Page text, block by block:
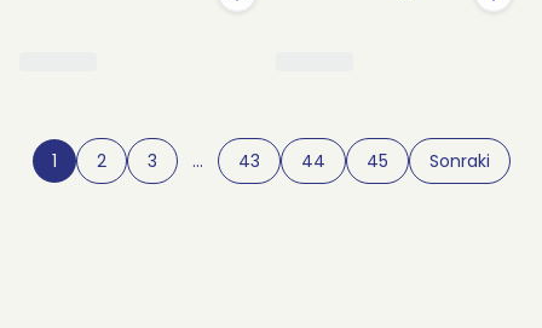
1 2 3 … 43 44 45 Sonraki